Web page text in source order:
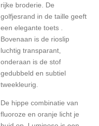
rijke broderie. De
golfjesrand in de taille geeft
een elegante toets .
Bovenaan is de rioslip
luchtig transparant,
onderaan is de stof
gedubbeld en subtiel
tweekleurig.
De hippe combinatie van
fluoroze en oranje licht je